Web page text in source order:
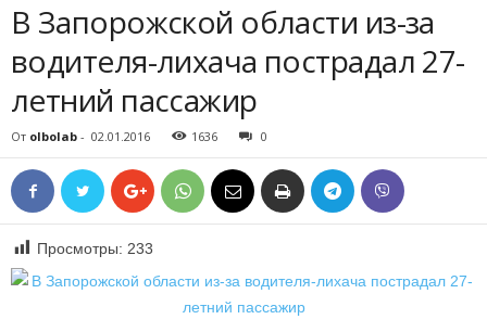
В Запорожской области из-за
водителя-лихача пострадал 27-
летний пассажир
От olbolab - 02.01.2016 1636 0
Просмотры: 233